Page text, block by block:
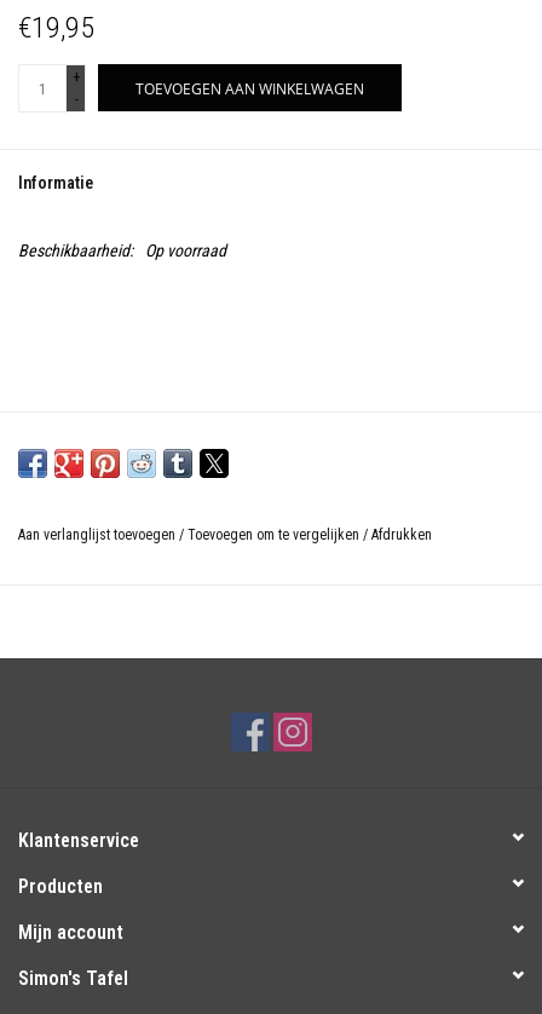
€19,95
+
-
TOEVOEGEN AAN WINKELWAGEN
Informatie
Beschikbaarheid: Op voorraad
Aan verlanglijst toevoegen / Toevoegen om te vergelijken / Afdrukken
Klantenservice
Producten
Mijn account
Simon's Tafel